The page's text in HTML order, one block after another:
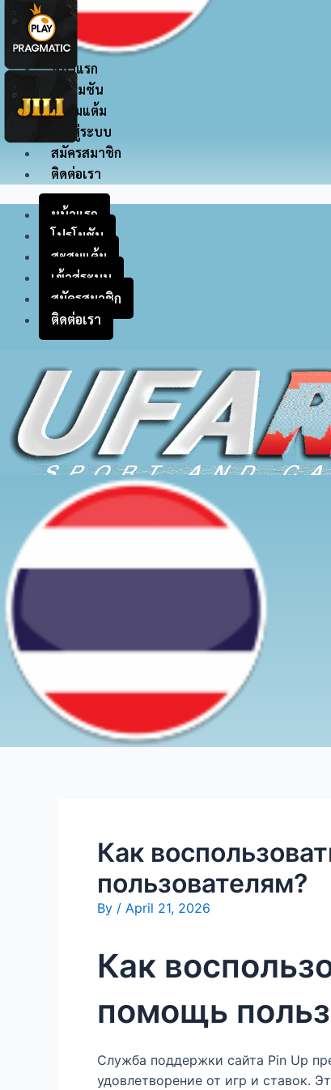
หน้าแรก
โปรโมชัน
สะสมแต้ม
เข้าสู่ระบบ
สมัครสมาชิก
ติดต่อเรา
หน้าแรก
โปรโมชัน
สะสมแต้ม
เข้าสู่ระบบ
สมัครสมาชิก
ติดต่อเรา
Как
пользователям?
By / April 21, 2026
Как
помощь
Служба поддержки сайта Pin Up
удовлетворение от игр и ставок.